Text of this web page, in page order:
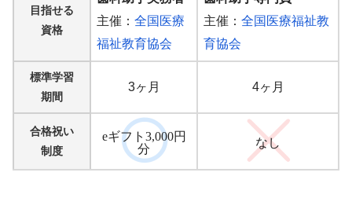
目指せる
資格
主催： 全国医療
福祉教育協会
主催： 全国医療福祉教
育協会
標準学習
期間
3ヶ月 4ヶ月
合格祝い
制度
eギフト3,000円
分
なし